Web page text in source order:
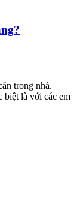
trong nhà.
biệt là với các em